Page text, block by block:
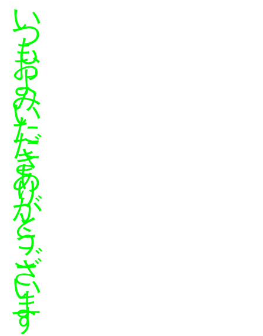
い
つ
も
お
よ
み
い
た
だ
き
あ
り
が
と
う
ご
ざ
い
ま
す